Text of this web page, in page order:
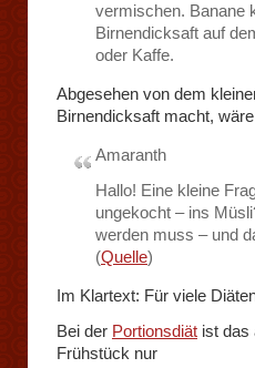
vermischen. Banane
Birnendicksaft auf
oder Kaffe.
Abgesehen von dem
Birnendicksaft macht,
Amaranth
Hallo! Eine kleine
ungekocht – ins
werden muss – und
(Quelle)
Im Klartext: Für viele
Bei der Portionsdiät ist das
Frühstück nur